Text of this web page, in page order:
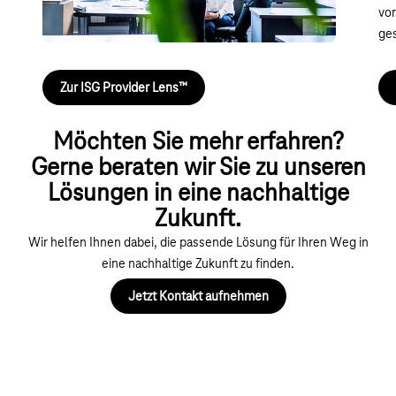
Zur ISG Provider Lens™
Möchten Sie mehr erfahren?
Gerne beraten wir Sie zu unseren
Lösungen in eine nachhaltige
Zukunft.
Wir helfen Ihnen dabei, die passende Lösung für Ihren Weg in
eine nachhaltige Zukunft zu finden.
Jetzt Kontakt aufnehmen